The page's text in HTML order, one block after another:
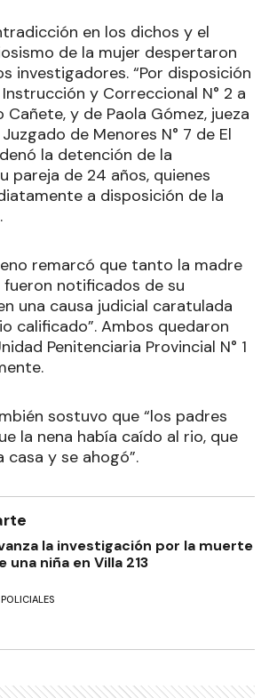
en los dichos y el
de la mujer despertaron
investigadores. “Por disposición
y Correccional N° 2 a
y de Paola Gómez, jueza
de Menores N° 7 de El
la detención de la
pareja de 24 años, quienes
a disposición de la
remarcó que tanto la madre
notificados de su
una causa judicial caratulada
calificado”. Ambos quedaron
Penitenciaria Provincial N° 1
sostuvo que “los padres
la nena había caído al rio, que
y se ahogó”.
la investigación por la muerte
una niña en Villa 213
POLICIALES